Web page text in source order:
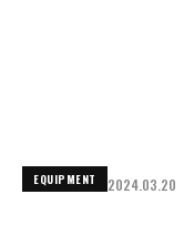
EQUIPMENT 2024.03.20